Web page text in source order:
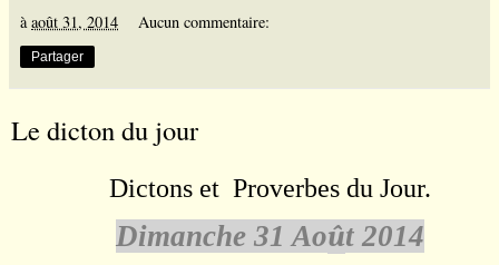
à août 31, 2014 Aucun commentaire:
Partager
Le dicton du jour
Dictons et Proverbes du Jour.
Dimanche 31 Août 2014